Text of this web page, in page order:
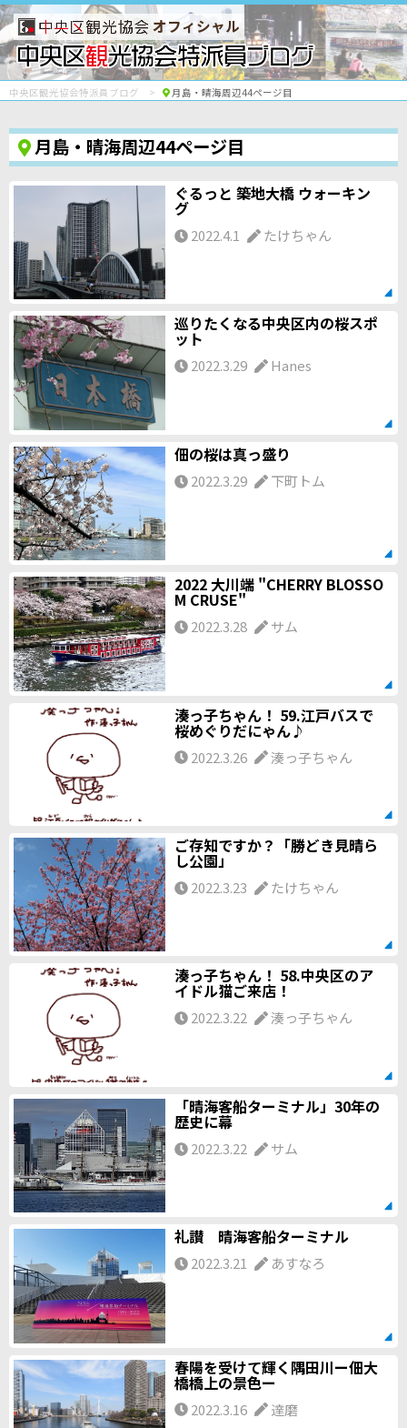
オフィシャル
中央区観光協会特派員ブログ 月島・晴海周辺44ページ目
月島・晴海周辺44ページ目
ぐるっと 築地大橋 ウォーキン
グ
2022.4.1 たけちゃん
巡りたくなる中央区内の桜スポ
ット
2022.3.29 Hanes
佃の桜は真っ盛り
2022.3.29 下町トム
2022 大川端 "CHERRY BLOSSO
M CRUSE"
2022.3.28 サム
湊っ子ちゃん！ 59.江戸バスで
桜めぐりだにゃん♪
2022.3.26 湊っ子ちゃん
ご存知ですか？「勝どき見晴ら
し公園」
2022.3.23 たけちゃん
湊っ子ちゃん！ 58.中央区のア
イドル猫ご来店！
2022.3.22 湊っ子ちゃん
「晴海客船ターミナル」30年の
歴史に幕
2022.3.22 サム
礼讃 晴海客船ターミナル
2022.3.21 あすなろ
春陽を受けて輝く隅田川ー佃大
橋橋上の景色ー
2022.3.16 達磨